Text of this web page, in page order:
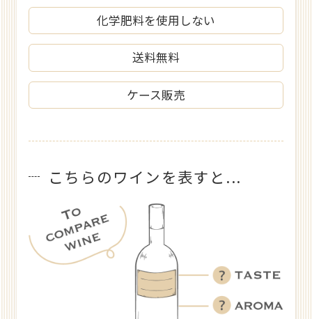
化学肥料を使用しない
送料無料
ケース販売
こちらのワインを表すと...